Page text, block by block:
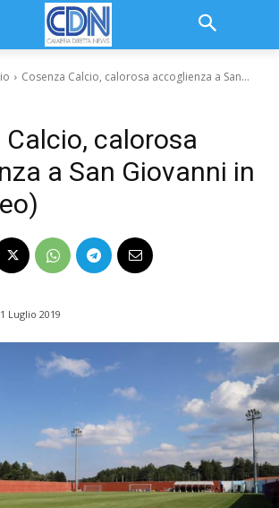
Cosenza Calcio, calorosa accoglienza a San...
Calcio, calorosa
a San Giovanni in
Luglio 2019